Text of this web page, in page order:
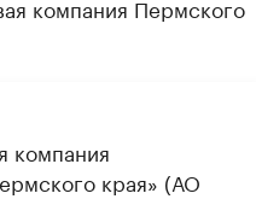
компания Пермского
компания
края» (АО